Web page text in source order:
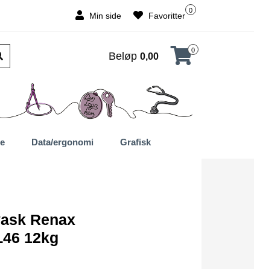
Min side
0
Favoritter
Beløp 0,00
0
Data/ergonomi Grafisk
Renax
12kg